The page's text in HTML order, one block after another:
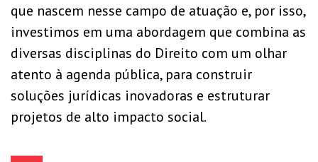
que nascem nesse campo de atuação e, por isso,
investimos em uma abordagem que combina as
diversas disciplinas do Direito com um olhar
atento à agenda pública, para construir
soluções jurídicas inovadoras e estruturar
projetos de alto impacto social.